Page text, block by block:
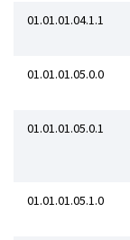
01.01.01.04.1.1
01.01.01.05.0.0
01.01.01.05.0.1
01.01.01.05.1.0